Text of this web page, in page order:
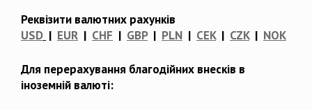
Реквізити валютних рахунків
USD | EUR | CHF | GBP| PLN | CEK| CZK| NOK
Для перерахування благодійних внесків в
іноземній валюті: